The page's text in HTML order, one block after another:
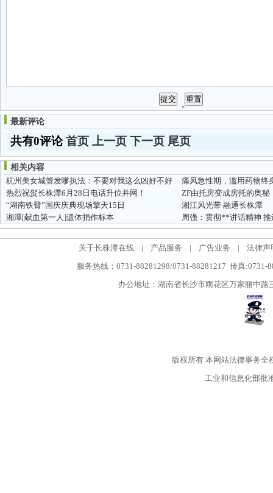
最新评论
共有0评论首页 上一页 下一页 尾页
相关内容
杭州美女城管发嗲执法：不要对我这么凶好不好
痛风急性期，滥用药物终
热烈祝贺长株潭6月28日电话升位并网！
ZF由托房变成房托的奥秘
“湖南铁臂”国庆庆典现场擎天15日
湘江风光带 融通长株潭
湘潭[献血第一人]遗体捐作标本
周强：贯彻**讲话精神
关于长株潭在线 | 产品服务 | 广告业务 |
法律声
服务热线：0731-88281298/0731-88281217 传真:0731-
办公地址：湖南省长沙市雨花区万家丽中
版权所有本网站法律事务全
工业和信息化部批